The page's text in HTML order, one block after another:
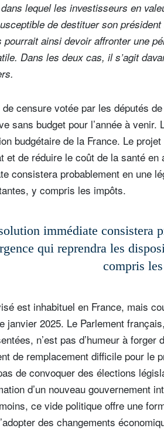
lequel les investisseurs en
de destituer son
pourrait ainsi devoir affronter une
Dans les deux cas, il s’agit
censure votée par les députés
sans budget pour l’année à
budgétaire de la France. Le
et de réduire le coût de la santé
consistera probablement en une
y compris les impôts.
immédiate consistera
qui reprendra les
compris
est inhabituel en France, mais
janvier 2025. Le Parlement
n’est pas d’humeur à
de remplacement difficile pour
de convoquer des élections
d’un nouveau gouvernement
ce vide politique offre une
des changements
S'inscrire à la newsletter
Email